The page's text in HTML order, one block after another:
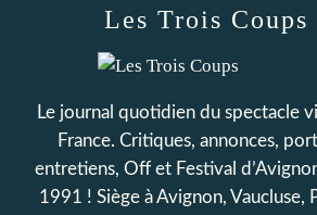
Les Trois Coups
Le journal quotidien du spectacle
France. Critiques, annonces,
entretiens, Off et Festival
1991 ! Siège à Avignon, Vaucluse,